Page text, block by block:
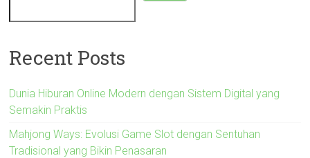
Recent Posts
Dunia Hiburan Online Modern dengan Sistem Digital yang
Semakin Praktis
Mahjong Ways: Evolusi Game Slot dengan Sentuhan
Tradisional yang Bikin Penasaran